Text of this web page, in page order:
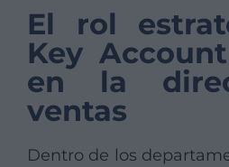
El rol
Key
en la
ventas
Dentro de los